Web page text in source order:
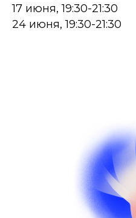
17 июня, 19:30-21:30
24 июня, 19:30-21:30